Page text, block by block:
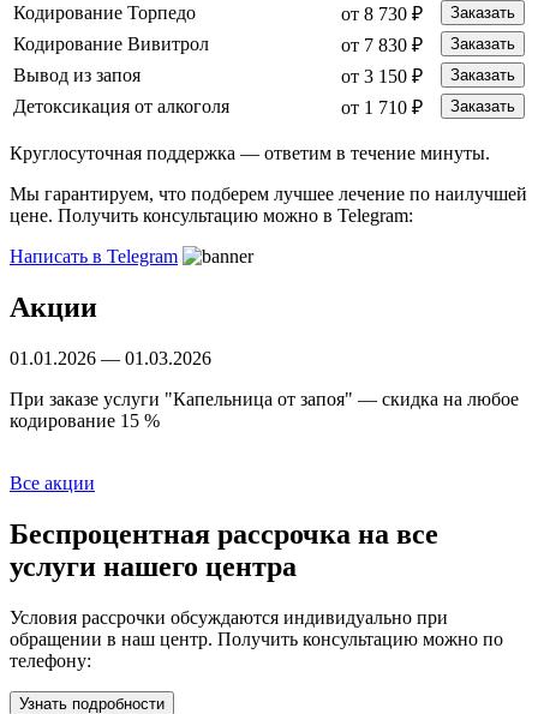
Кодирование Торпедо от 8 730 ₽ Заказать
Кодирование Вивитрол от 7 830 ₽ Заказать
Вывод из запоя от 3 150 ₽ Заказать
Детоксикация от алкоголя от 1 710 ₽ Заказать
Круглосуточная поддержка — ответим в течение минуты.
Мы гарантируем, что подберем лучшее лечение по наилучшей
цене. Получить консультацию можно в Telegram:
Написать в Telegram
Акции
01.01.2026 — 01.03.2026
При заказе услуги "Капельница от запоя" — скидка на любое
кодирование 15 %
Все акции
Беспроцентная рассрочка на все
услуги нашего центра
Условия рассрочки обсуждаются индивидуально при
обращении в наш центр. Получить консультацию можно по
телефону:
Узнать подробности